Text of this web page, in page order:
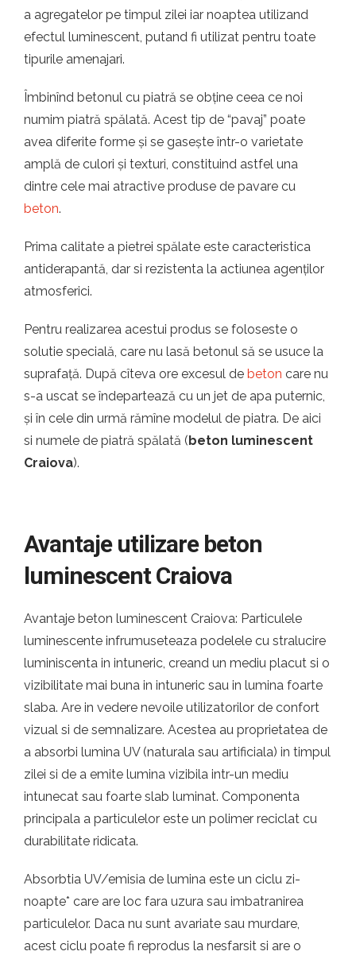
a agregatelor pe timpul zilei iar noaptea utilizand
efectul luminescent, putand fi utilizat pentru toate
tipurile amenajari.
Îmbinînd betonul cu piatră se obține ceea ce noi
numim piatră spălată. Acest tip de “pavaj” poate
avea diferite forme și se gasește într-o varietate
amplă de culori și texturi, constituind astfel una
dintre cele mai atractive produse de pavare cu
beton.
Prima calitate a pietrei spălate este caracteristica
antiderapantă, dar si rezistenta la actiunea agenților
atmosferici.
Pentru realizarea acestui produs se foloseste o
solutie specială, care nu lasă betonul să se usuce la
suprafață. După cîteva ore excesul de beton care nu
s-a uscat se îndepartează cu un jet de apa puternic,
și în cele din urmă rămîne modelul de piatra. De aici
si numele de piatră spălată (beton luminescent
Craiova).
Avantaje utilizare beton
luminescent Craiova
Avantaje beton luminescent Craiova: Particulele
luminescente infrumuseteaza podelele cu stralucire
luminiscenta in intuneric, creand un mediu placut si o
vizibilitate mai buna in intuneric sau in lumina foarte
slaba. Are in vedere nevoile utilizatorilor de confort
vizual si de semnalizare. Acestea au proprietatea de
a absorbi lumina UV (naturala sau artificiala) in timpul
zilei si de a emite lumina vizibila intr-un mediu
intunecat sau foarte slab luminat. Componenta
principala a particulelor este un polimer reciclat cu
durabilitate ridicata.
Absorbtia UV/emisia de lumina este un ciclu zi-
noapte* care are loc fara uzura sau imbatranirea
particulelor. Daca nu sunt avariate sau murdare,
acest ciclu poate fi reprodus la nesfarsit si are o